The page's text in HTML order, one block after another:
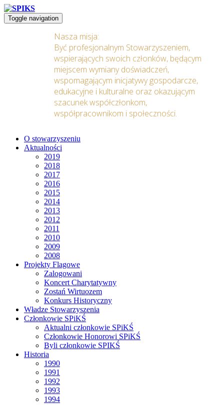
Toggle navigation
Nasza misja:
Być profesjonalnym Stowarzyszeniem,
wspierających swoich członków, będącym
miejscem wymiany doświadczeń,
wspomagającym inicjatywy gospodarcze,
edukacyjne i kulturalne oraz okazującym
szacunek współczłonkom,
współpracownikom i społeczności.
O stowarzyszeniu
Aktualności
2019
2018
2017
2016
2015
2014
2013
2012
2011
2010
2009
2008
Projekty Flagowe
Zalogowani
Koncert Charytatywny
Zostań Wirtuozem
Konkurs Historyczny
Władze Stowarzyszenia
Członkowie SPiKŚ
Aktualni członkowie SPiKŚ
Członkowie Honorowi SPiKŚ
Byli członkowie SPIKŚ
Historia
1990
1991
1992
1993
1994